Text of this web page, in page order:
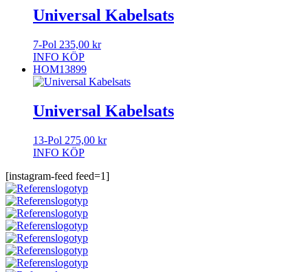
Universal Kabelsats
7-Pol 235,00 kr
INFO KÖP
HOM13899
Universal Kabelsats
13-Pol 275,00 kr
INFO KÖP
[instagram-feed feed=1]